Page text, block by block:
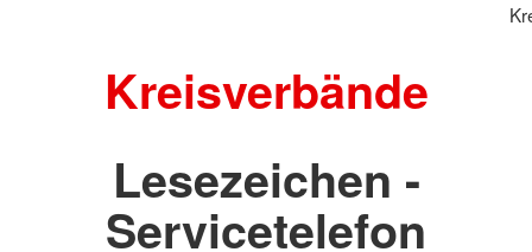
Kreisverbände
Lesezeichen -
Servicetelefon